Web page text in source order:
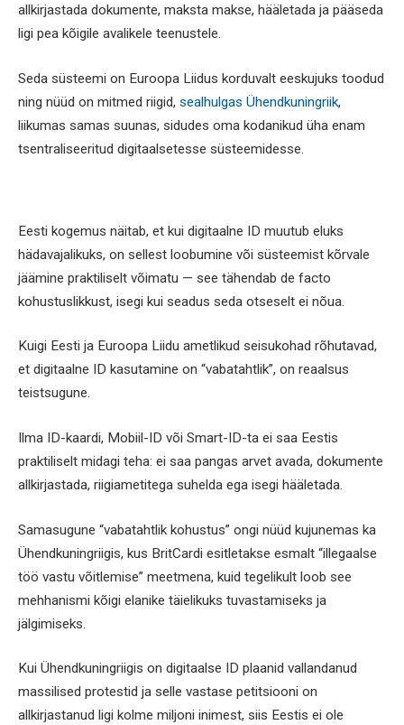
allkirjastada dokumente, maksta makse, hääletada ja pääseda
ligi pea kõigile avalikele teenustele.
Seda süsteemi on Euroopa Liidus korduvalt eeskujuks toodud
ning nüüd on mitmed riigid, sealhulgas Ühendkuningriik,
liikumas samas suunas, sidudes oma kodanikud üha enam
tsentraliseeritud digitaalsetesse süsteemidesse.
Eesti kogemus näitab, et kui digitaalne ID muutub eluks
hädavajalikuks, on sellest loobumine või süsteemist kõrvale
jäämine praktiliselt võimatu — see tähendab de facto
kohustuslikkust, isegi kui seadus seda otseselt ei nõua.
Kuigi Eesti ja Euroopa Liidu ametlikud seisukohad rõhutavad,
et digitaalne ID kasutamine on “vabatahtlik”, on reaalsus
teistsugune.
Ilma ID-kaardi, Mobiil-ID või Smart-ID-ta ei saa Eestis
praktiliselt midagi teha: ei saa pangas arvet avada, dokumente
allkirjastada, riigiametitega suhelda ega isegi hääletada.
Samasugune “vabatahtlik kohustus” ongi nüüd kujunemas ka
Ühendkuningriigis, kus BritCardi esitletakse esmalt “illegaalse
töö vastu võitlemise” meetmena, kuid tegelikult loob see
mehhanismi kõigi elanike täielikuks tuvastamiseks ja
jälgimiseks.
Kui Ühendkuningriigis on digitaalse ID plaanid vallandanud
massilised protestid ja selle vastase petitsiooni on
allkirjastanud ligi kolme miljoni inimest, siis Eestis ei ole